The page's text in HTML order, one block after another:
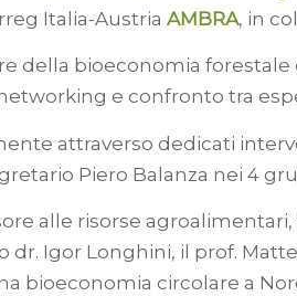
Italia-Austria AMBRA, in
della bioeconomia
e confronto tra
attraverso dedicati
Piero Balanza nei 4
alle risorse
Igor Longhini, il prof.
circolare a